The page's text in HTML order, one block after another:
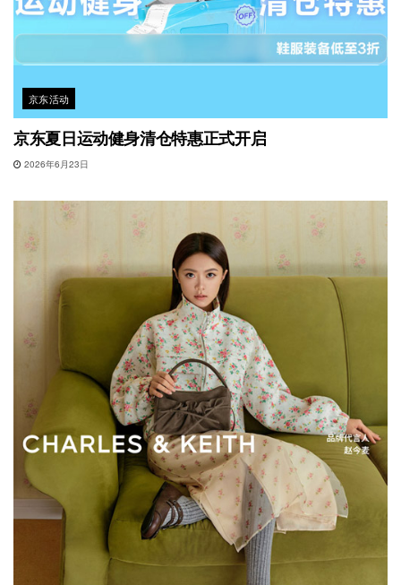
京东活动
京东夏日运动健身清仓特惠正式开启
2026年6月23日